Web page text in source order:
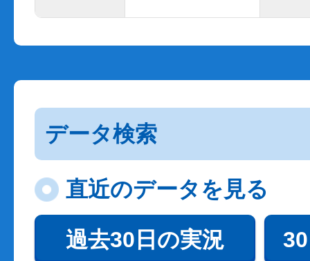
データ検索
直近のデータを見る
過去30日の実況